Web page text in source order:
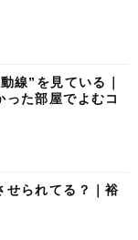
線”を見ている｜
った部屋でよむコ
せられてる？｜裕